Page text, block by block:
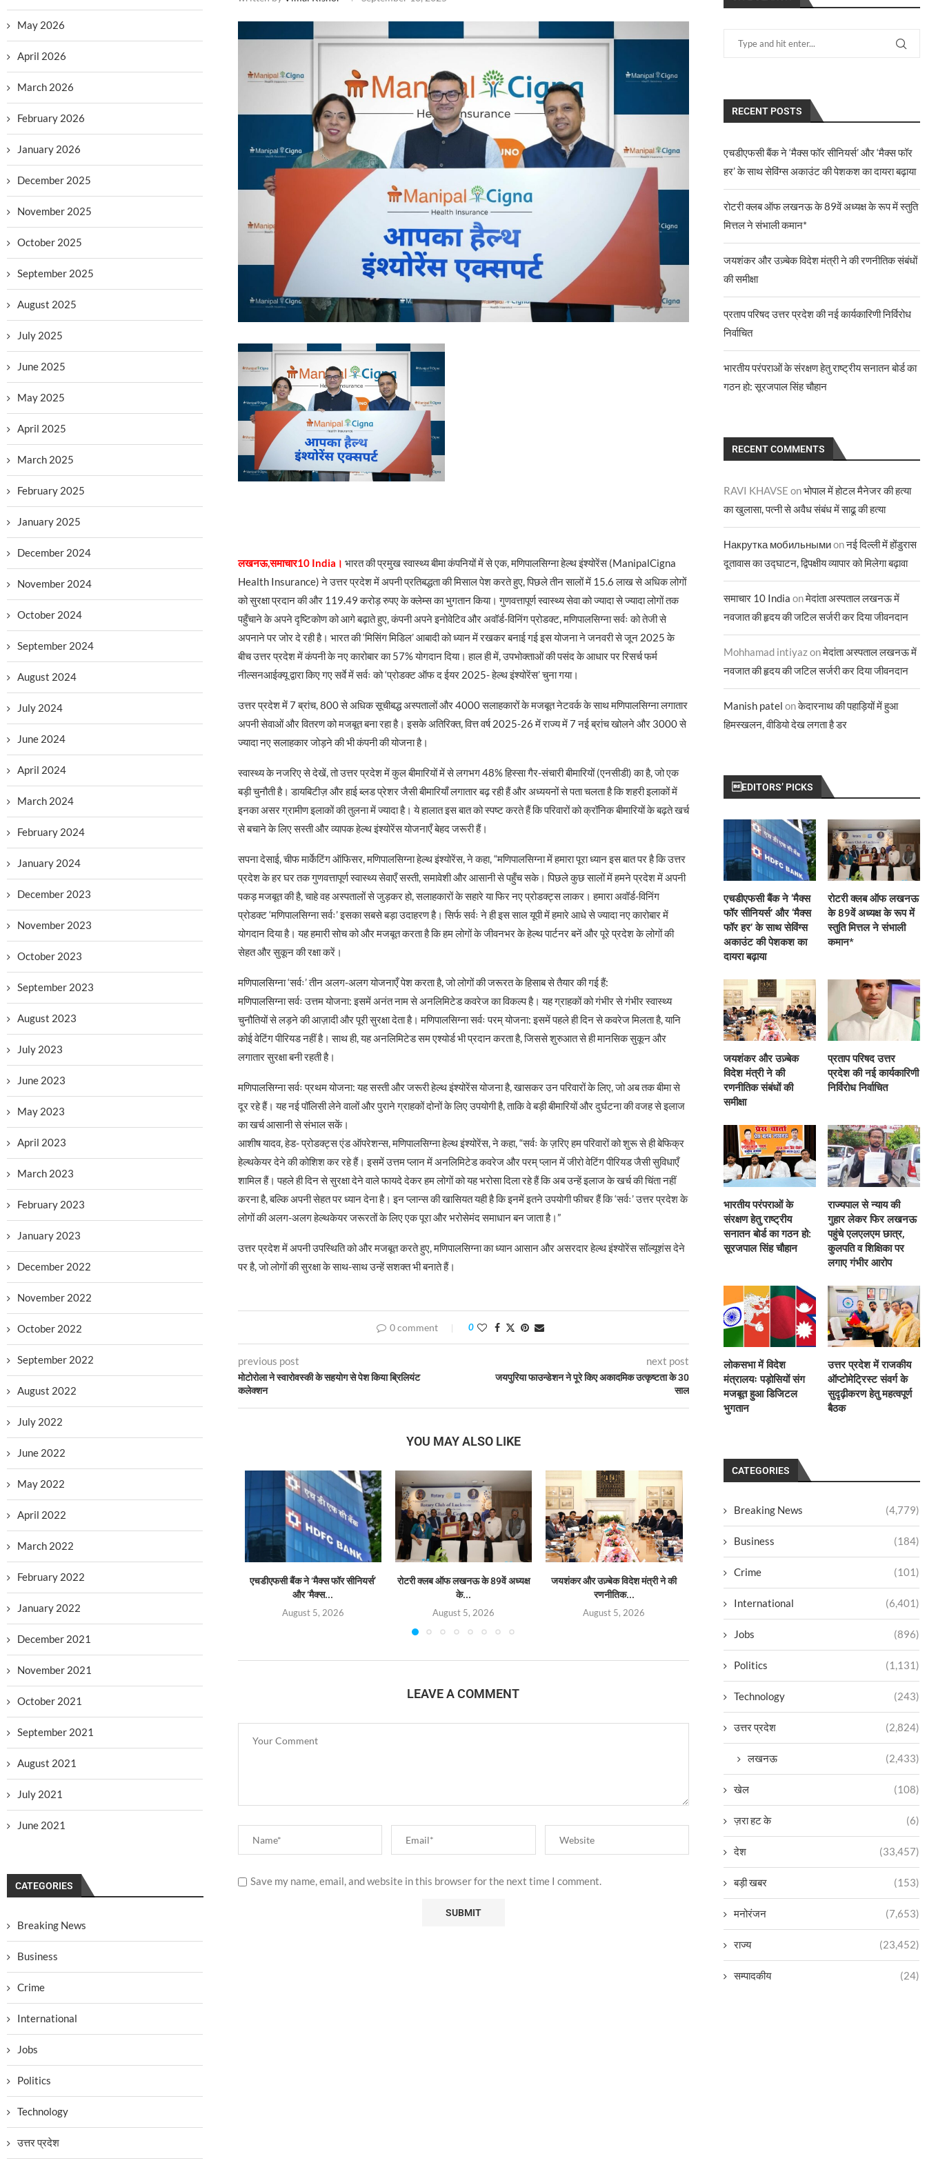
लखनऊ,समाचार10 India। भारत की प्रमुख स्वास्थ्य बीमा कंपनियों में से एक, मणिपालसिग्ना हेल्थ इंश्योरेंस (ManipalCigna
Health Insurance) ने उत्तर प्रदेश में अपनी प्रतिबद्धता की मिसाल पेश करते हुए, पिछले तीन सालों में 15.6 लाख से अधिक लोगों
को सुरक्षा प्रदान की और 119.49 करोड़ रुपए के क्लेम्स का भुगतान किया। गुणवत्तापूर्ण स्वास्थ्य सेवा को ज्यादा से ज्यादा लोगों तक
पहुँचाने के अपने दृष्टिकोण को आगे बढ़ाते हुए, कंपनी अपने इनोवेटिव और अवॉर्ड-विनिंग प्रोडक्ट, मणिपालसिग्ना सर्वः को तेजी से
अपनाने पर जोर दे रही है। भारत की ‘मिसिंग मिडिल’ आबादी को ध्यान में रखकर बनाई गई इस योजना ने जनवरी से जून 2025 के
बीच उत्तर प्रदेश में कंपनी के नए कारोबार का 57% योगदान दिया। हाल ही में, उपभोक्ताओं की पसंद के आधार पर रिसर्च फर्म
नील्सनआईक्यू द्वारा किए गए सर्वे में सर्वः को ‘प्रोडक्ट ऑफ द ईयर 2025- हेल्थ इंश्योरेंस’ चुना गया।
उत्तर प्रदेश में 7 ब्रांच, 800 से अधिक सूचीबद्ध अस्पतालों और 4000 सलाहकारों के मजबूत नेटवर्क के साथ मणिपालसिग्ना लगातार
अपनी सेवाओं और वितरण को मजबूत बना रहा है। इसके अतिरिक्त, वित्त वर्ष 2025-26 में राज्य में 7 नई ब्रांच खोलने और 3000 से
ज्यादा नए सलाहकार जोड़ने की भी कंपनी की योजना है।
स्वास्थ्य के नजरिए से देखें, तो उत्तर प्रदेश में कुल बीमारियों में से लगभग 48% हिस्सा गैर-संचारी बीमारियों (एनसीडी) का है, जो एक
बड़ी चुनौती है। डायबिटीज़ और हाई ब्लड प्रेशर जैसी बीमारियाँ लगातार बढ़ रही हैं और अध्ययनों से पता चलता है कि शहरी इलाकों में
इनका असर ग्रामीण इलाकों की तुलना में ज्यादा है। ये हालात इस बात को स्पष्ट करते हैं कि परिवारों को क्रॉनिक बीमारियों के बढ़ते खर्च
से बचाने के लिए सस्ती और व्यापक हेल्थ इंश्योरेंस योजनाएँ बेहद जरूरी हैं।
सपना देसाई, चीफ मार्केटिंग ऑफिसर, मणिपालसिग्ना हेल्थ इंश्योरेंस, ने कहा, “मणिपालसिग्ना में हमारा पूरा ध्यान इस बात पर है कि उत्तर
प्रदेश के हर घर तक गुणवत्तापूर्ण स्वास्थ्य सेवाएँ सस्ती, समावेशी और आसानी से पहुँच सके। पिछले कुछ सालों में हमने प्रदेश में अपनी
पकड़ मजबूत की है, चाहे वह अस्पतालों से जुड़कर हो, सलाहकारों के सहारे या फिर नए प्रोडक्ट्स लाकर। हमारा अवॉर्ड-विनिंग
प्रोडक्ट ‘मणिपालसिग्ना सर्वः’ इसका सबसे बड़ा उदाहरण है। सिर्फ सर्वः ने ही इस साल यूपी में हमारे आधे से ज्यादा नए कारोबार में
योगदान दिया है। यह हमारी सोच को और मजबूत करता है कि हम लोगों के जीवनभर के हेल्थ पार्टनर बनें और पूरे प्रदेश के लोगों की
सेहत और सुकून की रक्षा करें।
मणिपालसिग्ना ‘सर्वः’ तीन अलग-अलग योजनाएँ पेश करता है, जो लोगों की जरूरत के हिसाब से तैयार की गई हैं:
मणिपालसिग्ना सर्वः उत्तम योजना: इसमें अनंत नाम से अनलिमिटेड कवरेज का विकल्प है। यह ग्राहकों को गंभीर से गंभीर स्वास्थ्य
चुनौतियों से लड़ने की आज़ादी और पूरी सुरक्षा देता है। मणिपालसिग्ना सर्वः परम् योजना: इसमें पहले ही दिन से कवरेज मिलता है, यानि
कोई वेटिंग पीरियड नहीं है। साथ ही, यह अनलिमिटेड सम एश्योर्ड भी प्रदान करता है, जिससे शुरुआत से ही मानसिक सुकून और
लगातार सुरक्षा बनी रहती है।
मणिपालसिग्ना सर्वः प्रथम योजना: यह सस्ती और जरूरी हेल्थ इंश्योरेंस योजना है, खासकर उन परिवारों के लिए, जो अब तक बीमा से
दूर रहे हैं। यह नई पॉलिसी लेने वालों और पुराने ग्राहकों दोनों के लिए उपयोगी है, ताकि वे बड़ी बीमारियों और दुर्घटना की वजह से इलाज
का खर्च आसानी से संभाल सकें।
आशीष यादव, हेड- प्रोडक्ट्स एंड ऑपरेशन्स, मणिपालसिग्ना हेल्थ इंश्योरेंस, ने कहा, “सर्वः के ज़रिए हम परिवारों को शुरू से ही बेफिक्र
हेल्थकेयर देने की कोशिश कर रहे हैं। इसमें उत्तम प्लान में अनलिमिटेड कवरेज और परम् प्लान में जीरो वेटिंग पीरियड जैसी सुविधाएँ
शामिल हैं। पहले ही दिन से सुरक्षा देने वाले फायदे देकर हम लोगों को यह भरोसा दिला रहे हैं कि अब उन्हें इलाज के खर्च की चिंता नहीं
करना है, बल्कि अपनी सेहत पर ध्यान देना है। इन प्लान्स की खासियत यही है कि इनमें इतने उपयोगी फीचर हैं कि ‘सर्वः’ उत्तर प्रदेश के
लोगों की अलग-अलग हेल्थकेयर जरूरतों के लिए एक पूरा और भरोसेमंद समाधान बन जाता है।”
उत्तर प्रदेश में अपनी उपस्थिति को और मजबूत करते हुए, मणिपालसिग्ना का ध्यान आसान और असरदार हेल्थ इंश्योरेंस सॉल्यूशंस देने
पर है, जो लोगों की सुरक्षा के साथ-साथ उन्हें सशक्त भी बनाते हैं।
0 comment 0
previous post
मोटोरोला ने स्वारोवस्की के सहयोग से पेश किया ब्रिलियंट
कलेक्शन
next post
जयपुरिया फाउन्डेशन ने पूरे किए अकादमिक उत्कृष्टता के 30
साल
YOU MAY ALSO LIKE
एचडीएफसी बैंक ने ‘मैक्स फॉर सीनियर्स’
और ‘मैक्स...
August 5, 2026
रोटरी क्लब ऑफ लखनऊ के 89वें अध्यक्ष
के...
August 5, 2026
जयशंकर और उज़्बेक विदेश मंत्री ने की
रणनीतिक...
August 5, 2026
भारतीय परंपराओं के
LEAVE A COMMENT
Save my name, email, and website in this browser for the next time I comment.
RECENT POSTS
एचडीएफसी बैंक ने ‘मैक्स फॉर सीनियर्स’ और ‘मैक्स फॉर
हर’ के साथ सेविंग्स अकाउंट की पेशकश का दायरा बढ़ाया
रोटरी क्लब ऑफ लखनऊ के 89वें अध्यक्ष के रूप में स्तुति
मित्तल ने संभाली कमान*
जयशंकर और उज़्बेक विदेश मंत्री ने की रणनीतिक संबंधों
की समीक्षा
प्रताप परिषद उत्तर प्रदेश की नई कार्यकारिणी निर्विरोध
निर्वाचित
भारतीय परंपराओं के संरक्षण हेतु राष्ट्रीय सनातन बोर्ड का
गठन हो: सूरजपाल सिंह चौहान
RECENT COMMENTS
RAVI KHAVSE onभोपाल में होटल मैनेजर की हत्या
का खुलासा, पत्नी से अवैध संबंध में साढू की हत्या
Накрутка мобильнымиonनई दिल्ली में होंडुरास
दूतावास का उद्घाटन, द्विपक्षीय व्यापार को मिलेगा बढ़ावा
समाचार 10 India onमेदांता अस्पताल लखनऊ में
नवजात की हृदय की जटिल सर्जरी कर दिया जीवनदान
Mohhamad intiyazonमेदांता अस्पताल लखनऊ में
नवजात की हृदय की जटिल सर्जरी कर दिया जीवनदान
Manish patel onकेदारनाथ की पहाड़ियों में हुआ
हिमस्खलन, वीडियो देख लगता है डर
EDITORS’ PICKS
एचडीएफसी बैंक ने ‘मैक्स
फॉर सीनियर्स’ और ‘मैक्स
फॉर हर’ के साथ सेविंग्स
अकाउंट की पेशकश का
दायरा बढ़ाया
रोटरी क्लब ऑफ लखनऊ
के 89वें अध्यक्ष के रूप में
स्तुति मित्तल ने संभाली
कमान*
जयशंकर और उज़्बेक
विदेश मंत्री ने की
रणनीतिक संबंधों की
समीक्षा
प्रताप परिषद उत्तर
प्रदेश की नई कार्यकारिणी
निर्विरोध निर्वाचित
भारतीय परंपराओं के
संरक्षण हेतु राष्ट्रीय
सनातन बोर्ड का गठन हो:
सूरजपाल सिंह चौहान
राज्यपाल से न्याय की
गुहार लेकर फिर लखनऊ
पहुंचे एलएलएम छात्र,
कुलपति व शिक्षिका पर
लगाए गंभीर आरोप
लोकसभा में विदेश
मंत्रालयः पड़ोसियों संग
मजबूत हुआ डिजिटल
भुगतान
उत्तर प्रदेश में राजकीय
ऑप्टोमेट्रिस्ट संवर्ग के
सुदृढ़ीकरण हेतु महत्वपूर्ण
बैठक
CATEGORIES
Breaking News (4,779)
Business (184)
Crime (101)
International (6,401)
Jobs (896)
Politics (1,131)
Technology (243)
उत्तर प्रदेश (2,824)
लखनऊ (2,433)
खेल (108)
ज़रा हट के (6)
देश (33,457)
बड़ी खबर (153)
मनोरंजन (7,653)
राज्य (23,452)
सम्पादकीय (24)
May 2026
April 2026
March 2026
February 2026
January 2026
December 2025
November 2025
October 2025
September 2025
August 2025
July 2025
June 2025
May 2025
April 2025
March 2025
February 2025
January 2025
December 2024
November 2024
October 2024
September 2024
August 2024
July 2024
June 2024
April 2024
March 2024
February 2024
January 2024
December 2023
November 2023
October 2023
September 2023
August 2023
July 2023
June 2023
May 2023
April 2023
March 2023
February 2023
January 2023
December 2022
November 2022
October 2022
September 2022
August 2022
July 2022
June 2022
May 2022
April 2022
March 2022
February 2022
January 2022
December 2021
November 2021
October 2021
September 2021
August 2021
July 2021
June 2021
CATEGORIES
Breaking News
Business
Crime
International
Jobs
Politics
Technology
उत्तर प्रदेश